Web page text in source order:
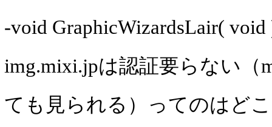
-void GraphicWizardsLair(
img.mixi.jpは認証要らない（
ても見られる）ってのはど